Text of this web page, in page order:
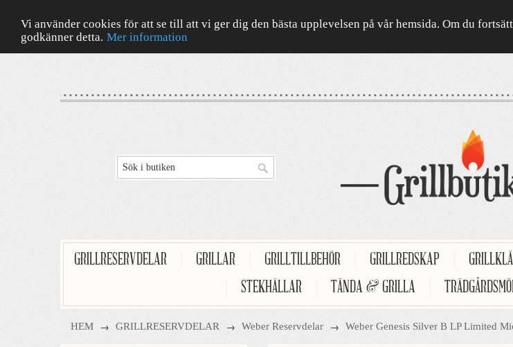
Vi använder cookies för att se till att vi ger dig den bästa upplevelsen på vår hemsida. Om du
godkänner detta. Mer information
GRILLRESERVDELAR GRILLAR GRILLTILLBEHÖR GRILLREDSKAP
STEKHÄLLAR TÄNDA & GRILLA
HEM → GRILLRESERVDELAR → Weber Reservdelar → Weber Genesis Silver B LP Limited